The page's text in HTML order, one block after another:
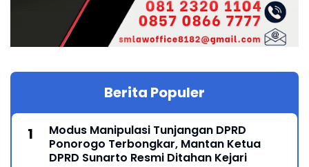
Berita Populer
Modus Manipulasi Tunjangan DPRD
Ponorogo Terbongkar, Mantan Ketua
DPRD Sunarto Resmi Ditahan Kejari